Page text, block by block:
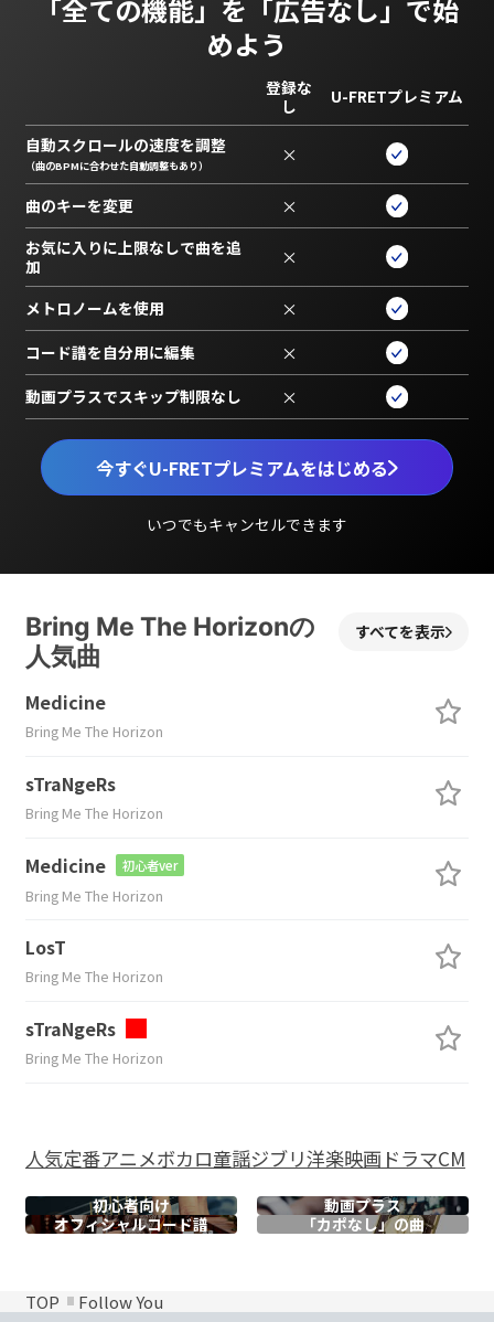
「全ての機能」を 「広告なし」で始
めよう
今すぐU-FRETプレミアムをはじめる
いつでもキャンセルできます
登録な
し
U-FRETプレミアム
自動スクロールの速度を調整
（曲のBPMに合わせた自動調整もあり） ×
曲のキーを変更 ×
お気に入りに上限なしで曲を追
加
×
メトロノームを使用 ×
コード譜を自分用に編集 ×
動画プラスでスキップ制限なし ×
Bring Me The Horizonの
人気曲
すべてを表示
Medicine
Bring Me The Horizon
sTraNgeRs
Bring Me The Horizon
Medicine 初心者ver
Bring Me The Horizon
LosT
Bring Me The Horizon
sTraNgeRs
Bring Me The Horizon
人気定番アニメボカロ童謡ジブリ洋楽映画ドラマCM
初心者向け
動画プラス
オフィシャルコード譜 「カポなし」の曲
TOP Follow You